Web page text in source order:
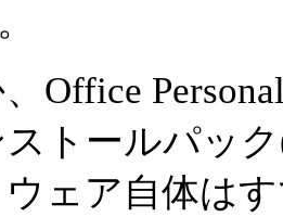
Office
ストールパッ
ェア自体は